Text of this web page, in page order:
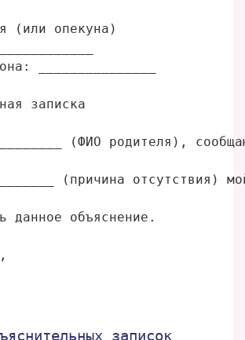
(или опекуна)
_______________
записка
(ФИО родителя),
(причина отсутствия)
данное объяснение.
записок